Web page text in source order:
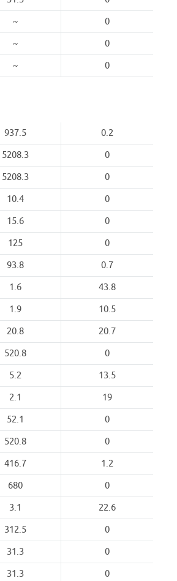
~
0
~
0
~ 0
937.5
0.2
5208.3
0
5208.3
0
10.4
0
15.6
0
125
0
93.8
0.7
1.6
43.8
1.9
10.5
20.8
20.7
520.8
0
5.2
13.5
2.1
19
52.1
0
520.8
0
416.7
1.2
680
0
3.1
22.6
312.5
0
31.3
0
31.3
0